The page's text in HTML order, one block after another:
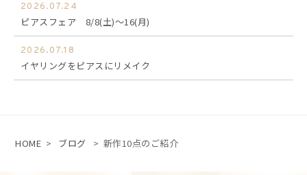
2026.07.24
ピアスフェア 8/8(土)～16(月)
2026.07.18
イヤリングをピアスにリメイク
HOME > ブログ > 新作10点のご紹介